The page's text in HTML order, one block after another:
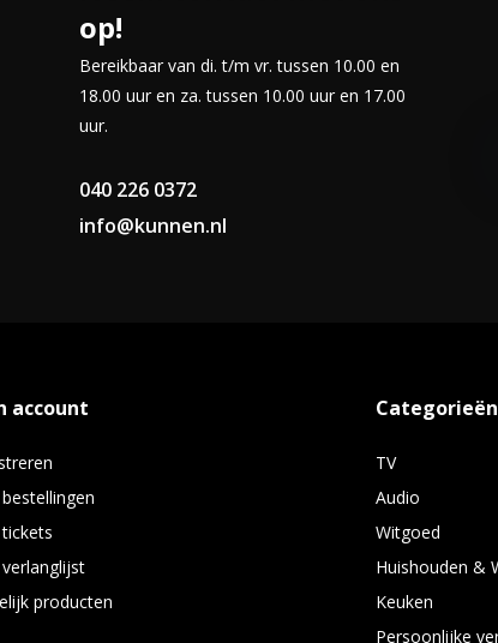
de lucht. Het HEPA filter is
op!
Bereikbaar van di. t/m vr. tussen 10.00 en
18.00 uur en za. tussen 10.00 uur en 17.00
uur.
040 226 0372
info@kunnen.nl
account
producten
Categorieën
TV
Audio
Witgoed
Huishouden &
Keuken
Persoonlijke